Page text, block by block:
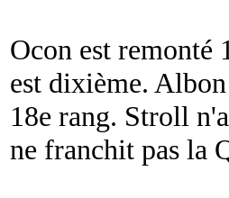
Ocon est remonté
est dixième.
18e rang. Stroll
ne franchit pas la